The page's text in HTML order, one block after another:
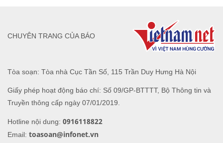
Tòa soạn: Tòa nhà Cục Tần Số, 115 Trần Duy Hưng Hà Nội
Giấy phép hoạt động báo chí: Số 09/GP-BTTTT, Bộ Thông tin và
Truyền thông cấp ngày 07/01/2019.
Hotline nội dung: 0916118822
Email: toasoan@infonet.vn
CHUYÊN TRANG CỦA BÁO